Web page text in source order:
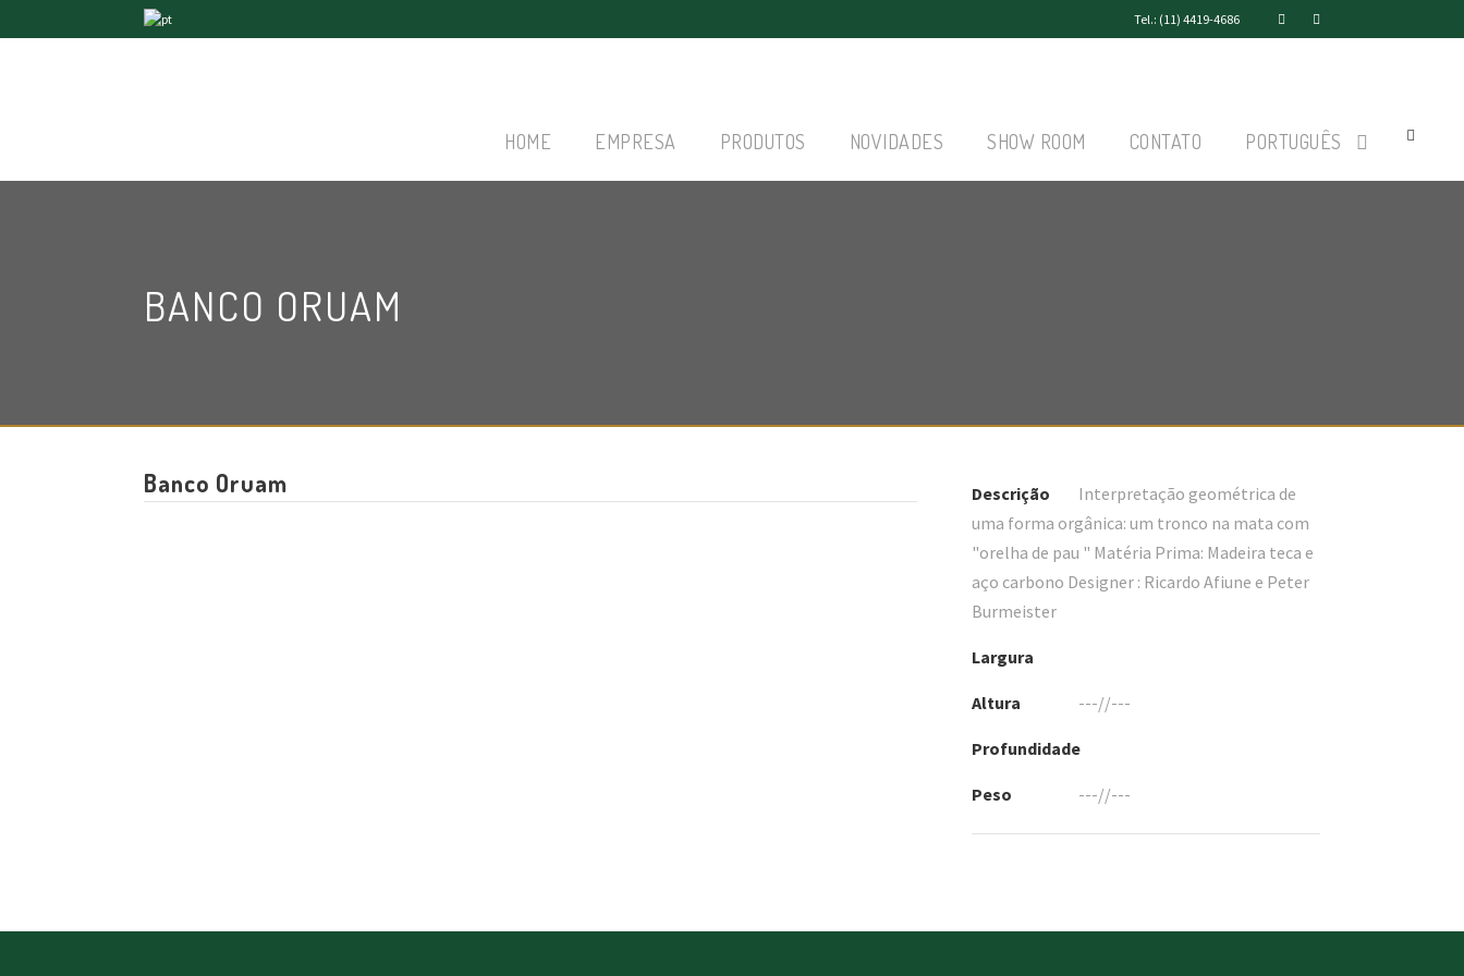
Tel.: (11) 4419-4686
HOME EMPRESA PRODUTOS NOVIDADES SHOW ROOM CONTATO PORTUGUÊS
BANCO ORUAM
Banco Oruam Descrição
Interpretação geométrica de
uma forma orgânica: um tronco na mata com
"orelha de pau " Matéria Prima: Madeira teca e
aço carbono Designer : Ricardo Afiune e Peter
Burmeister
Largura
Altura ---//---
Profundidade
Peso ---//---